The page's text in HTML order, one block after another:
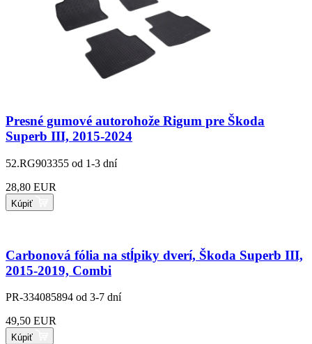
Presné gumové autorohože Rigum pre Škoda
Superb III, 2015-2024
52.RG903355 od 1-3 dní
28,80 EUR
Kúpiť
Carbonová fólia na stĺpiky dverí, Škoda Superb III,
2015-2019, Combi
PR-334085894 od 3-7 dní
49,50 EUR
Kúpiť